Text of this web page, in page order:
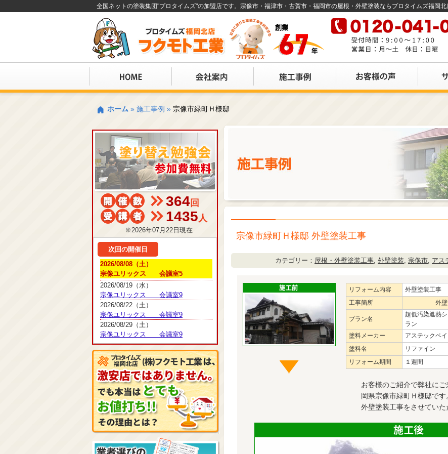
全国ネットの塗装集団"プロタイムズ"の加盟店です。宗像市・福津市・古賀市・福岡市の屋根・外壁塗装ならプロタイムズ福岡北
ホーム » 施工事例 » 宗像市緑町Ｈ様邸
宗像市緑町Ｈ様邸 外壁塗装工事
カテゴリー： 屋根・外壁塗装工事, 外壁塗装, 宗像市, アス
リフォーム内容
外壁塗装工事
工事箇所
外壁
プラン名
超低汚染遮熱
ラン
塗料メーカー
アステックペイ
塗料名
リファイン
リフォーム期間
１週間
お客様のご紹介で弊社に
岡県宗像市緑町Ｈ様邸です
外壁塗装工事をさせていた
364回
1435人
※2026年07月22日現在
次回の開催日
2026/08/08（土）
宗像ユリックス 会議室5
2026/08/19（水）
宗像ユリックス 会議室9
2026/08/22（土）
宗像ユリックス 会議室9
2026/08/29（土）
宗像ユリックス 会議室9